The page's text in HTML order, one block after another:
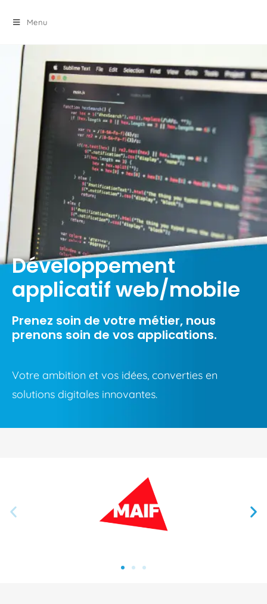
Menu
Développement
applicatif web/mobile
Prenez soin de votre métier, nous
prenons soin de vos applications.
Votre ambition et vos idées, converties en
solutions digitales innovantes.